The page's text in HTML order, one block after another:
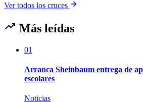
Ver todos los cruces
Más leídas
01
Arranca Sheinbaum entrega de
escolares
Noticias